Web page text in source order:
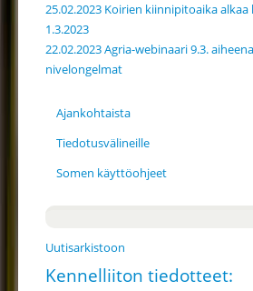
25.02.2023 Koirien kiinnipitoaika
1.3.2023
22.02.2023 Agria-webinaari 9.3.
nivelongelmat
Ajankohtaista
Tiedotusvälineille
Somen käyttöohjeet
Uutisarkistoon
Kennelliiton tiedotteet: